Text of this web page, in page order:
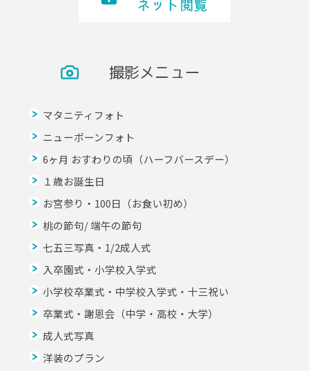
撮影メニュー
マタニティフォト
ニューボーンフォト
6ヶ月 おすわりの頃（ハーフバースデー）
１歳お誕生日
お宮参り・100日（お食い初め）
桃の節句/ 端午の節句
七五三写真・1/2成人式
入卒園式・小学校入学式
小学校卒業式・中学校入学式・十三祝い
卒業式・謝恩会（中学・高校・大学）
成人式写真
洋装のプラン